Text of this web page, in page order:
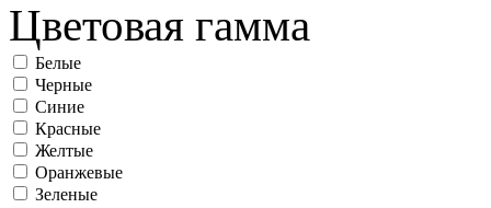
Цветовая гамма
Белые
Черные
Синие
Красные
Желтые
Оранжевые
Зеленые